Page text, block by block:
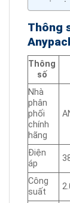
Thông
Thông
số
Nhà
phân
phối
chính
hãng
Điện
áp
Công
suất